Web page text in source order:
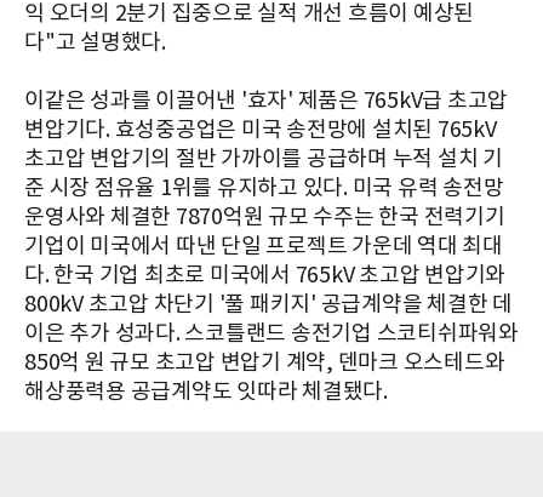
익 오더의 2분기 집중으로 실적 개선 흐름이 예상된
다"고 설명했다.
이같은 성과를 이끌어낸 '효자' 제품은 765kV급 초고압
변압기다. 효성중공업은 미국 송전망에 설치된 765kV
초고압 변압기의 절반 가까이를 공급하며 누적 설치 기
준 시장 점유율 1위를 유지하고 있다. 미국 유력 송전망
운영사와 체결한 7870억원 규모 수주는 한국 전력기기
기업이 미국에서 따낸 단일 프로젝트 가운데 역대 최대
다. 한국 기업 최초로 미국에서 765kV 초고압 변압기와
800kV 초고압 차단기 '풀 패키지' 공급계약을 체결한 데
이은 추가 성과다. 스코틀랜드 송전기업 스코티쉬파워와
850억 원 규모 초고압 변압기 계약, 덴마크 오스테드와
해상풍력용 공급계약도 잇따라 체결됐다.